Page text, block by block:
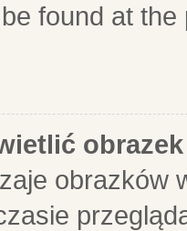
found at
obrazków